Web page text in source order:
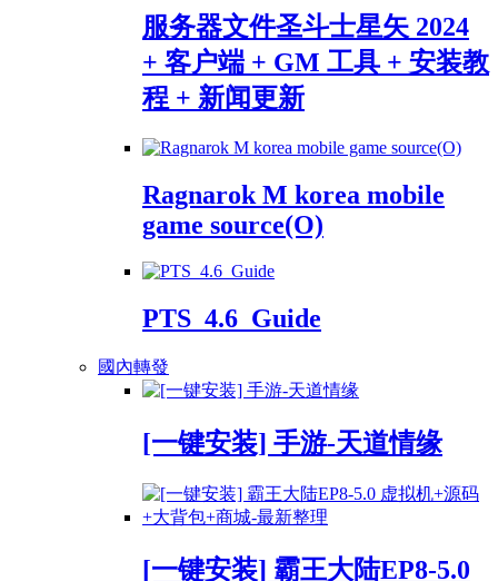
服务器文件圣斗士星矢 2024
+ 客户端 + GM 工具 + 安装教
程 + 新闻更新
Ragnarok M korea mobile
game source(O)
PTS_4.6_Guide
國內轉發
[一键安装] 手游-天道情缘
[一键安装] 霸王大陆EP8-5.0